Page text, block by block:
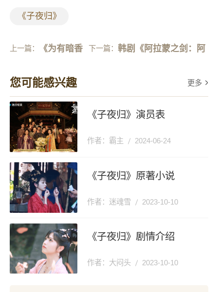
《子夜归》
上一篇： 《为有暗香 下一篇： 韩剧《阿拉蒙之剑：阿
您可能感兴趣 更多
《子夜归》演员表
作者：霸主 2024-06-24
《子夜归》原著小说
作者：迷魂雪 2023-10-10
《子夜归》剧情介绍
作者：大闷头 2023-10-10